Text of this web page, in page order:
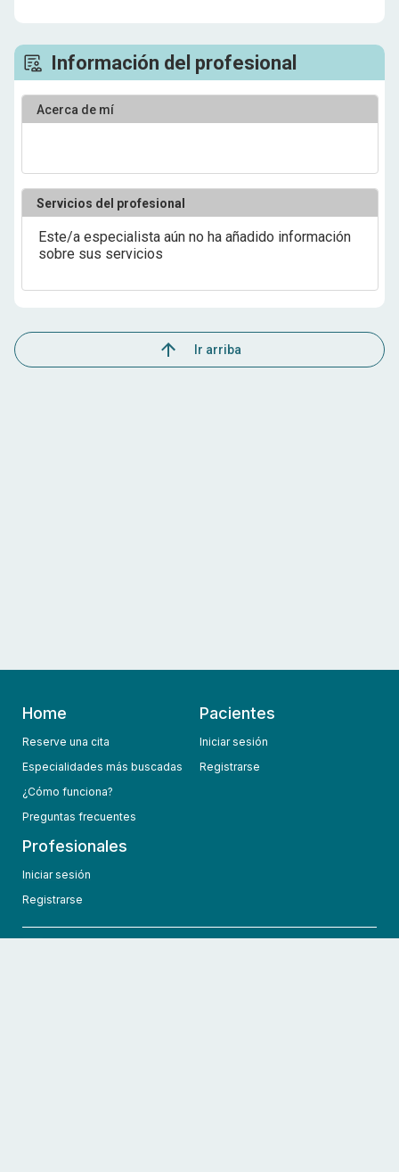
Información del profesional
Acerca de mí
Servicios del profesional
Este/a especialista aún no ha añadido información
sobre sus servicios
Ir arriba
Home
Reserve una cita
Especialidades más buscadas
¿Cómo funciona?
Preguntas frecuentes
Pacientes
Iniciar sesión
Registrarse
Profesionales
Iniciar sesión
Registrarse